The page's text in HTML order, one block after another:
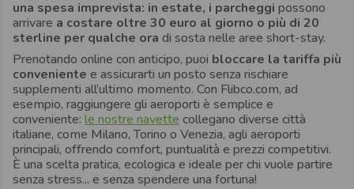
una spesa imprevista: in estate, i parcheggi possono
arrivare a costare oltre 30 euro al giorno o più di 20
sterline per qualche ora di sosta nelle aree short-stay.
Prenotando online con anticipo, puoi bloccare la tariffa più
conveniente e assicurarti un posto senza rischiare
supplementi all’ultimo momento. Con Flibco.com, ad
esempio, raggiungere gli aeroporti è semplice e
conveniente: le nostre navette collegano diverse città
italiane, come Milano, Torino o Venezia, agli aeroporti
principali, offrendo comfort, puntualità e prezzi competitivi.
È una scelta pratica, ecologica e ideale per chi vuole partire
senza stress... e senza spendere una fortuna!